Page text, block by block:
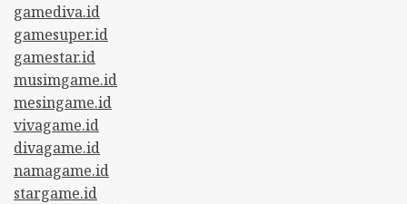
gamediva.id
gamesuper.id
gamestar.id
musimgame.id
mesingame.id
vivagame.id
divagame.id
namagame.id
stargame.id